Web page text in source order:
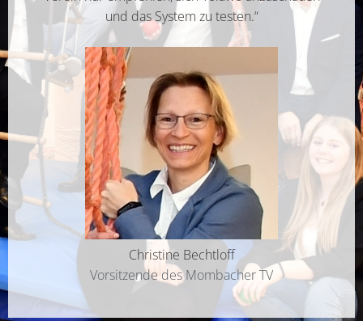
und das System zu testen.“
Christine Bechtloff
Vorsitzende des Mombacher TV